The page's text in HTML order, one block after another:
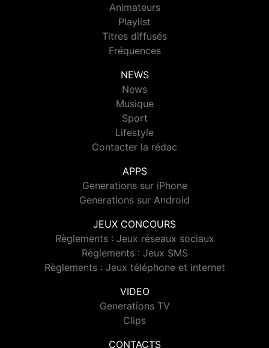
Animateurs
Playlist
Titres diffusés
Fréquences
NEWS
News
Musique
Sport
Lifestyle
Contacter la rédac
APPS
Generations sur iPhone
Generations sur Android
JEUX CONCOURS
Règlements : Jeux réseaux sociaux
Règlements : Jeux SMS
Règlements : Jeux téléphone et internet
VIDEO
Generations TV
Clips
CONTACTS